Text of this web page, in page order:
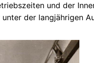
und der
der langjährigen